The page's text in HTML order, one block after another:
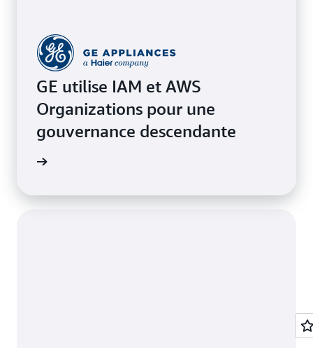
GE utilise IAM et AWS
Organizations pour une
gouvernance descendante